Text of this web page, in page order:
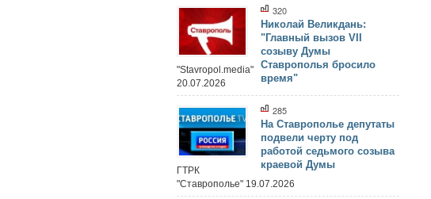
320
Николай Великдань:
"Главный вызов VII
созыву Думы
Ставрополья бросило
время"
"Stavropol.media"
20.07.2026
285
На Ставрополье депутаты
подвели черту под
работой седьмого созыва
краевой Думы
ГТРК
"Ставрополье" 19.07.2026